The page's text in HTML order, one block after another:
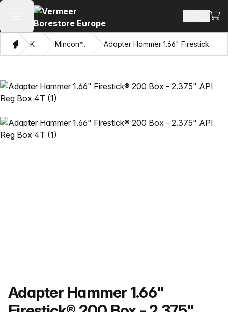
Odpri glavni meni Iskanje
Doma
Katalog Mincon™ HDD kladiva Adapter Hammer 1.66" Firestick® 200 Box - 2.375" API Reg Box 4T
Ime izdelka
Adapter Hammer 1.66"